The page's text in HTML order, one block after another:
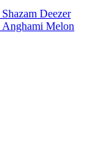
Shazam Deezer
Anghami Melon